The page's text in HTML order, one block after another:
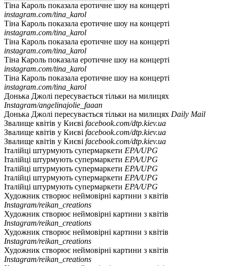
Тіна Кароль показала еротичне шоу на концерті
instagram.com/tina_karol
Тіна Кароль показала еротичне шоу на концерті
instagram.com/tina_karol
Тіна Кароль показала еротичне шоу на концерті
instagram.com/tina_karol
Тіна Кароль показала еротичне шоу на концерті
instagram.com/tina_karol
Тіна Кароль показала еротичне шоу на концерті
instagram.com/tina_karol
Донька Джолі пересувається тільки на милицях
Instagram/angelinajolie_faaan
Донька Джолі пересувається тільки на милицях Daily Mail
Звалище квітів у Києві facebook.com/dtp.kiev.ua
Звалище квітів у Києві facebook.com/dtp.kiev.ua
Звалище квітів у Києві facebook.com/dtp.kiev.ua
Італійці штурмують супермаркети EPA/UPG
Італійці штурмують супермаркети EPA/UPG
Італійці штурмують супермаркети EPA/UPG
Італійці штурмують супермаркети EPA/UPG
Італійці штурмують супермаркети EPA/UPG
Художник створює неймовірні картини з квітів
Instagram/reikan_creations
Художник створює неймовірні картини з квітів
Instagram/reikan_creations
Художник створює неймовірні картини з квітів
Instagram/reikan_creations
Художник створює неймовірні картини з квітів
Instagram/reikan_creations